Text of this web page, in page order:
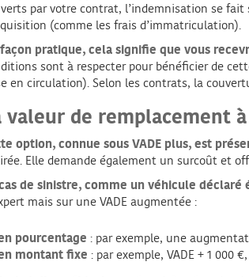
par votre contrat, l’indemnisation se fait
(comme les frais d’immatriculation).
façon pratique, cela signifie que vous
sont à respecter pour bénéficier de
en circulation). Selon les contrats, la
valeur de remplacement
option, connue sous VADE plus, est
Elle demande également un surcoût et
cas de sinistre, comme un véhicule
mais sur une VADE augmentée :
pourcentage : par exemple, une
montant fixe : par exemple, VADE + 1 000